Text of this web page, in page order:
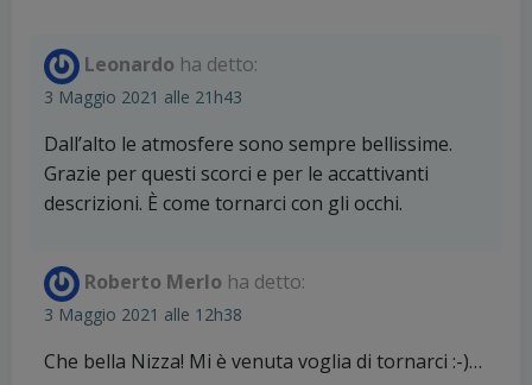
Leonardo ha detto:
3 Maggio 2021 alle 21h43
Dall’alto le atmosfere sono sempre bellissime.
Grazie per questi scorci e per le accattivanti
descrizioni. È come tornarci con gli occhi.
Roberto Merlo ha detto:
3 Maggio 2021 alle 12h38
Che bella Nizza! Mi è venuta voglia di tornarci :-)…